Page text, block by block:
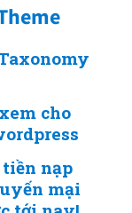
cho
nạp
mại